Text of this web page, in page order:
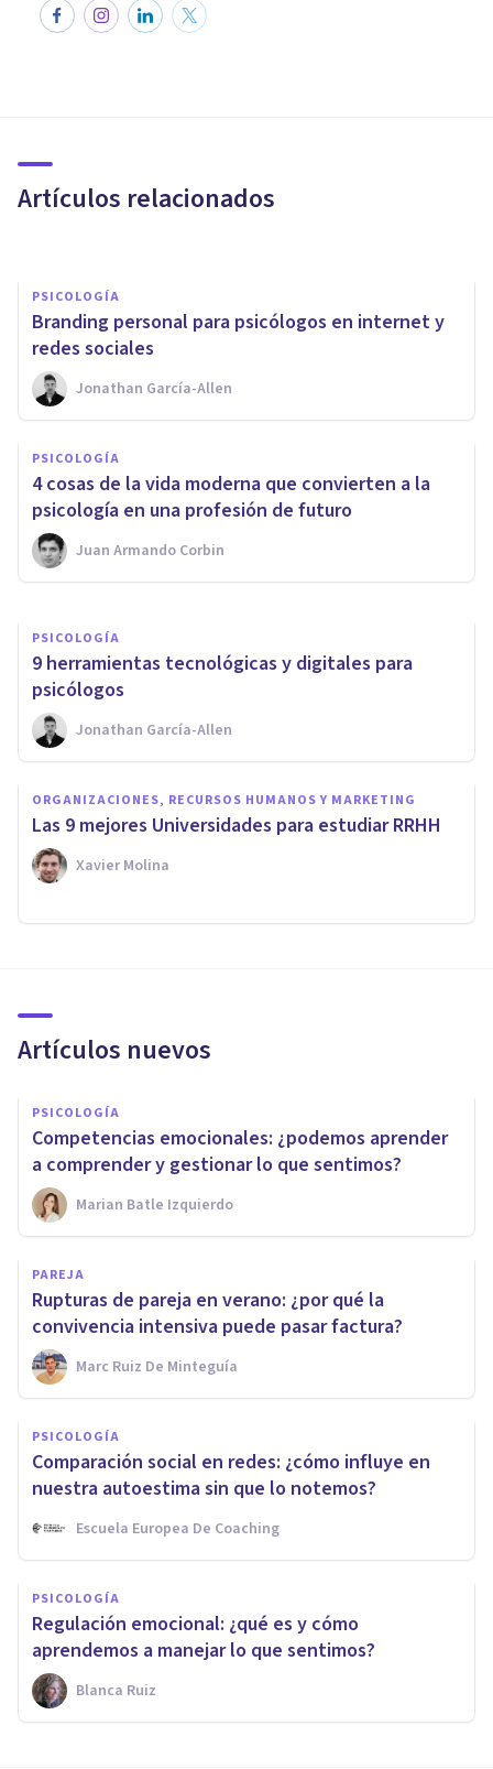
Artículos relacionados
Psicología
PSICOLOGÍA
​Branding personal para psicólogos en internet y
redes sociales
Jonathan García-Allen
PSICOLOGÍA
​4 cosas de la vida moderna que convierten a la
psicología en una profesión de futuro
Juan Armando Corbin
Los 65 mejores blogs de
Psicología
Psicología Y Mente
PSICOLOGÍA
9 herramientas tecnológicas y digitales para
psicólogos
Jonathan García-Allen
ORGANIZACIONES, RECURSOS HUMANOS Y MARKETING
Las 9 mejores Universidades para estudiar RRHH
Xavier Molina
Artículos nuevos
PSICOLOGÍA
Competencias emocionales: ¿podemos aprender
a comprender y gestionar lo que sentimos?
Marian Batle Izquierdo
PAREJA
Rupturas de pareja en verano: ¿por qué la
convivencia intensiva puede pasar factura?
Marc Ruiz De Minteguía
PSICOLOGÍA
Comparación social en redes: ¿cómo influye en
nuestra autoestima sin que lo notemos?
Escuela Europea De Coaching
PSICOLOGÍA
Regulación emocional: ¿qué es y cómo
aprendemos a manejar lo que sentimos?
Blanca Ruiz